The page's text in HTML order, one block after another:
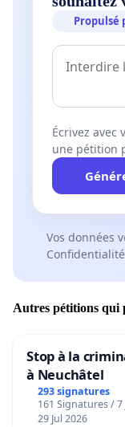
Propulsé
Écrivez avec
une pétition
Vos données
Autres pétitions qui
Stop à la
à Neuchâtel
293 signatures
161 Signatures /
29 Jul 2026